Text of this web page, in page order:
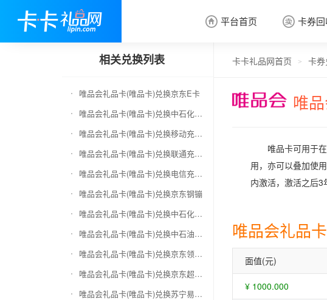
 平台首页  卡券
 卡券回
相关兑换列表
唯品会礼品卡(唯品卡)兑换京东E卡
唯品会礼品卡(唯品卡)兑换中石化加油卡
唯品会礼品卡(唯品卡)兑换移动充值卡（面值千万别选错）
唯品会礼品卡(唯品卡)兑换联通充值卡（面值千万别选错）
唯品会礼品卡(唯品卡)兑换电信充值卡（面值千万别选错）
唯品会礼品卡(唯品卡)兑换京东钢镚
唯品会礼品卡(唯品卡)兑换中石化加油卡无卡号（面值千万别选错）
唯品会礼品卡(唯品卡)兑换中石油全国充值卡
唯品会礼品卡(唯品卡)兑换京东领货码
唯品会礼品卡(唯品卡)兑换京东超市卡
唯品会礼品卡(唯品卡)兑换苏宁易购礼品卡
卡卡礼品网首页 > 卡
唯
唯品卡可用于
用，亦可以叠加使
内激活，激活之后3
唯品会礼品
面值(元)
¥ 1000.000